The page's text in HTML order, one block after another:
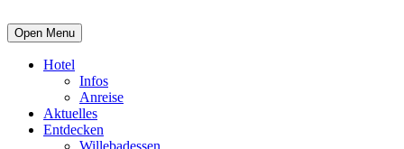
Open Menu
Hotel
Infos
Anreise
Aktuelles
Entdecken
Willebadessen